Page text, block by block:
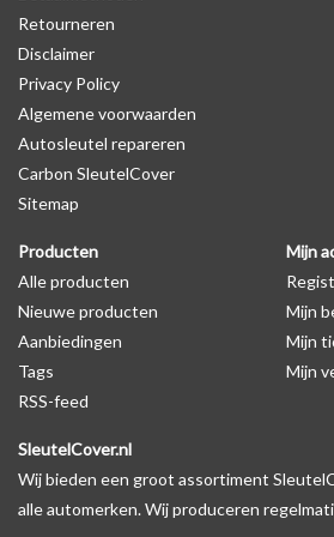
waardoor het logo in de meeste gevallen
autosleutel behuizing wel zichtbaar is. U
op de productfoto te kijken of er een logo
Levering
Voor 16:00 besteld = Dezelfde dag
Verzending naar België: 1/3 werkdagen
Specificaties
Merk: SleutelCover
Geschikt voor: Alfa Romeo
Gewicht: 20g
Materiaal: Siliconen
Geschikt voor o.a. de volgende modellen:
* Afhankelijk van het bouwjaar
Retourneren
Disclaimer
Privacy Policy
Algemene voorwaarden
Autosleutel repareren
Carbon SleutelCover
Sitemap
Producten
Alle producten
Nieuwe producten
Aanbiedingen
Tags
RSS-feed
Mijn
Mijn
Mijn
Mijn
SleutelCover.nl
Wij bieden een groot assortiment
alle automerken. Wij produceren